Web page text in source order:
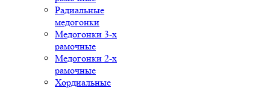
Радиальные
медогонки
Медогонки 3-х
рамочные
Медогонки 2-х
рамочные
Хордиальные